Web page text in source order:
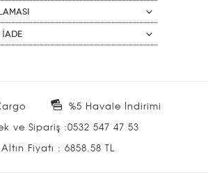
İade
%5 Havale İndirimi
ve Sipariş :0532 547 47 53
Altın Fiyatı : 6858.58 TL